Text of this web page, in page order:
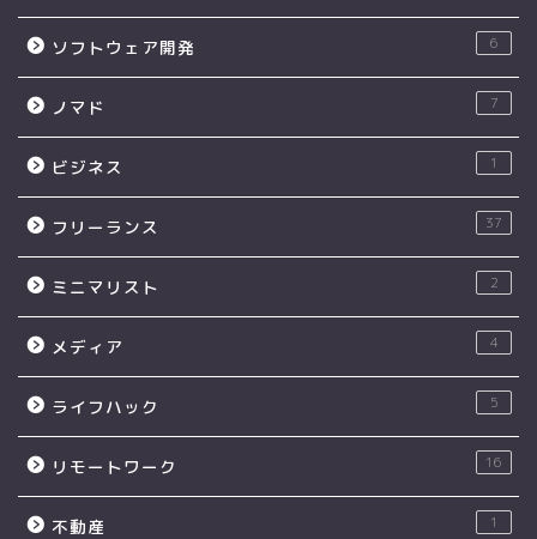
ソフトウェア開発 6
ノマド 7
ビジネス 1
フリーランス 37
ミニマリスト 2
メディア 4
ライフハック 5
リモートワーク 16
不動産 1